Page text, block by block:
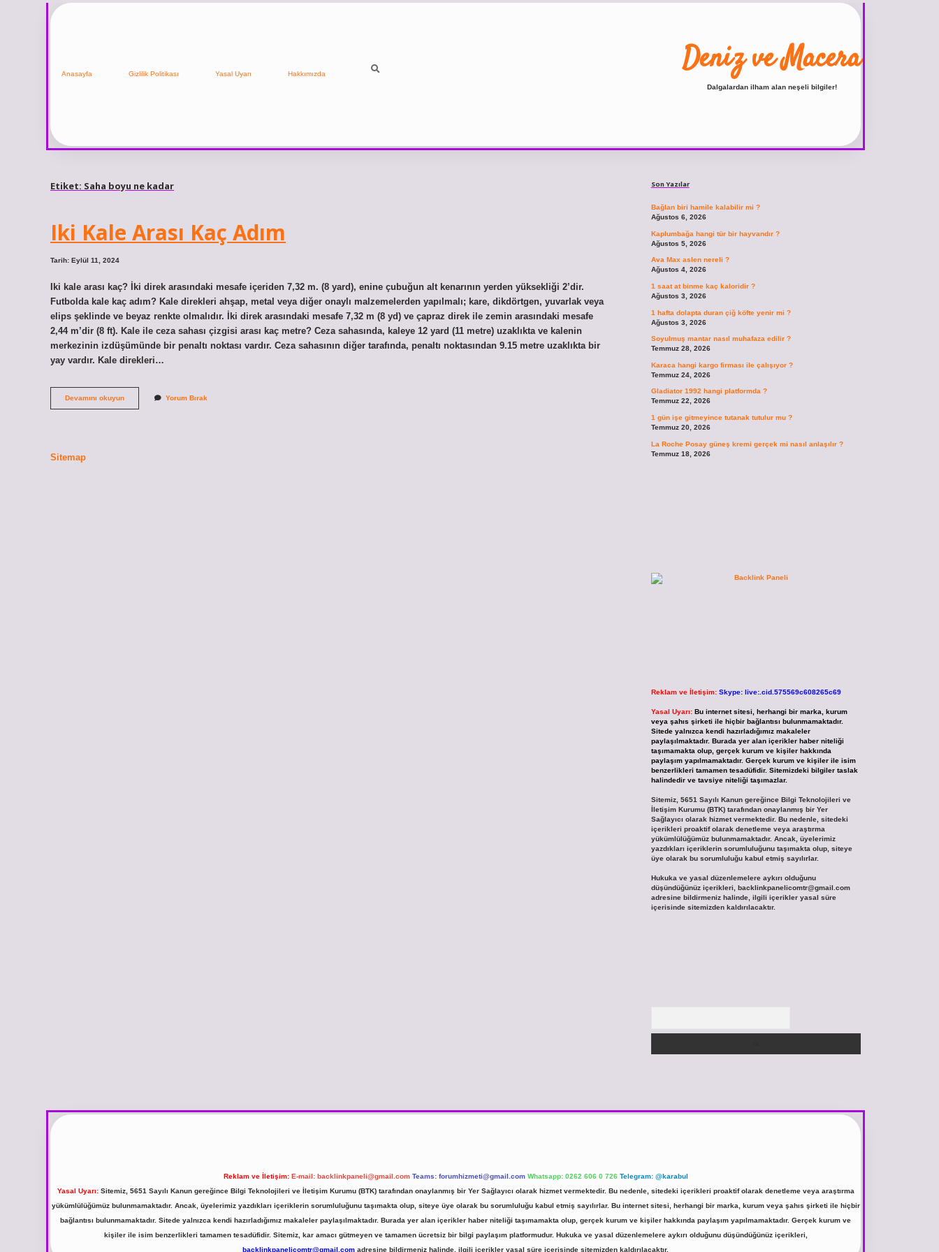
Anasayfa Gizlilik Politikası Yasal Uyarı Hakkımızda Deniz ve Macera
Dalgalardan ilham alan neşeli bilgiler!
Etiket: Saha boyu ne kadar
Iki Kale Arası Kaç Adım
Tarih: Eylül 11, 2024
Iki kale arası kaç? İki direk arasındaki mesafe içeriden 7,32 m. (8 yard), enine çubuğun alt kenarının yerden yüksekliği 2’dir.
Futbolda kale kaç adım? Kale direkleri ahşap, metal veya diğer onaylı malzemelerden yapılmalı; kare, dikdörtgen, yuvarlak veya
elips şeklinde ve beyaz renkte olmalıdır. İki direk arasındaki mesafe 7,32 m (8 yd) ve çapraz direk ile zemin arasındaki mesafe
2,44 m’dir (8 ft). Kale ile ceza sahası çizgisi arası kaç metre? Ceza sahasında, kaleye 12 yard (11 metre) uzaklıkta ve kalenin
merkezinin izdüşümünde bir penaltı noktası vardır. Ceza sahasının diğer tarafında, penaltı noktasından 9.15 metre uzaklıkta bir
yay vardır. Kale direkleri…
Devamını okuyunIki
Kale
Yorum Bırak
Sitemap
Son Yazılar
Bağlan biri hamile kalabilir mi ?
Ağustos 6, 2026
Kaplumbağa hangi tür bir hayvandır ?
Ağustos 5, 2026
Ava Max aslen nereli ?
Ağustos 4, 2026
1 saat at binme kaç kaloridir ?
Ağustos 3, 2026
1 hafta dolapta duran çiğ köfte yenir mi ?
Ağustos 3, 2026
Soyulmuş mantar nasıl muhafaza edilir ?
Temmuz 28, 2026
Karaca hangi kargo firması ile çalışıyor ?
Temmuz 24, 2026
Gladiator 1992 hangi platformda ?
Temmuz 22, 2026
1 gün işe gitmeyince tutanak tutulur mu ?
Temmuz 20, 2026
La Roche Posay güneş kremi gerçek mi nasıl anlaşılır ?
Temmuz 18, 2026
Reklam ve İletişim: Skype: live:.cid.575569c608265c69
Yasal Uyarı: Bu internet sitesi, herhangi bir marka, kurum
veya şahıs şirketi ile hiçbir bağlantısı bulunmamaktadır.
Sitede yalnızca kendi hazırladığımız makaleler
paylaşılmaktadır. Burada yer alan içerikler haber niteliği
taşımamakta olup, gerçek kurum ve kişiler hakkında
paylaşım yapılmamaktadır. Gerçek kurum ve kişiler ile isim
benzerlikleri tamamen tesadüfidir. Sitemizdeki bilgiler taslak
halindedir ve tavsiye niteliği taşımazlar.
Sitemiz, 5651 Sayılı Kanun gereğince Bilgi Teknolojileri ve
İletişim Kurumu (BTK) tarafından onaylanmış bir Yer
Sağlayıcı olarak hizmet vermektedir. Bu nedenle, sitedeki
içerikleri proaktif olarak denetleme veya araştırma
yükümlülüğümüz bulunmamaktadır. Ancak, üyelerimiz
yazdıkları içeriklerin sorumluluğunu taşımakta olup, siteye
üye olarak bu sorumluluğu kabul etmiş sayılırlar.
Hukuka ve yasal düzenlemelere aykırı olduğunu
düşündüğünüz içerikleri, backlinkpanelicomtr@gmail.com
adresine bildirmeniz halinde, ilgili içerikler yasal süre
içerisinde sitemizden kaldırılacaktır.
ilbetvdcasino giriş sitesivdcasino güncel girişhttps://www.betexper.xyz/
Reklam ve İletişim: E-mail: backlinkpaneli@gmail.com Teams: forumhizmeti@gmail.com Whatsapp: 0262 606 0 726 Telegram: @karabul
Yasal Uyarı:Sitemiz, 5651 Sayılı Kanun gereğince Bilgi Teknolojileri ve İletişim Kurumu (BTK) tarafından onaylanmış bir Yer Sağlayıcı olarak hizmet vermektedir. Bu nedenle, sitedeki içerikleri proaktif olarak denetleme veya araştırma
yükümlülüğümüz bulunmamaktadır. Ancak, üyelerimiz yazdıkları içeriklerin sorumluluğunu taşımakta olup, siteye üye olarak bu sorumluluğu kabul etmiş sayılırlar. Bu internet sitesi, herhangi bir marka, kurum veya şahıs şirketi ile hiçbir
bağlantısı bulunmamaktadır. Sitede yalnızca kendi hazırladığımız makaleler paylaşılmaktadır. Burada yer alan içerikler haber niteliği taşımamakta olup, gerçek kurum ve kişiler hakkında paylaşım yapılmamaktadır. Gerçek kurum ve
kişiler ile isim benzerlikleri tamamen tesadüfidir. Sitemiz, kar amacı gütmeyen ve tamamen ücretsiz bir bilgi paylaşım platformudur. Hukuka ve yasal düzenlemelere aykırı olduğunu düşündüğünüz içerikleri,
backlinkpanelicomtr@gmail.com adresine bildirmeniz halinde, ilgili içerikler yasal süre içerisinde sitemizden kaldırılacaktır.